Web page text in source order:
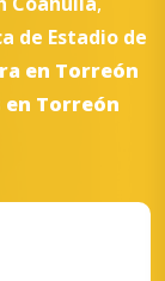
de Estadio de
en Torreón
en Torreón